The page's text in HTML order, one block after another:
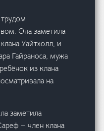
Она заметила
Уайтхолл, и
Гайраноса, мужа
из клана
на
заметила
— член клана